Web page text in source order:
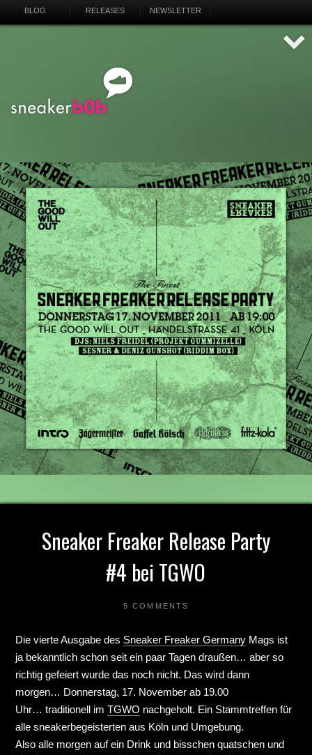
BLOG RELEASES NEWSLETTER
Sneaker Freaker Release Party
#4 bei TGWO
5 COMMENTS
Die vierte Ausgabe des Sneaker Freaker Germany Mags ist
ja bekanntlich schon seit ein paar Tagen draußen… aber so
richtig gefeiert wurde das noch nicht. Das wird dann
morgen… Donnerstag, 17. November ab 19.00
Uhr… traditionell imTGWO nachgeholt. Ein Stammtreffen für
alle sneakerbegeisterten aus Köln und Umgebung.
Also alle morgen auf ein Drink und bisschen quatschen und